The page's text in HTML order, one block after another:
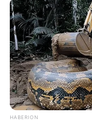
DIVERSAS
MATÉRIAS EM
história...
HABERION